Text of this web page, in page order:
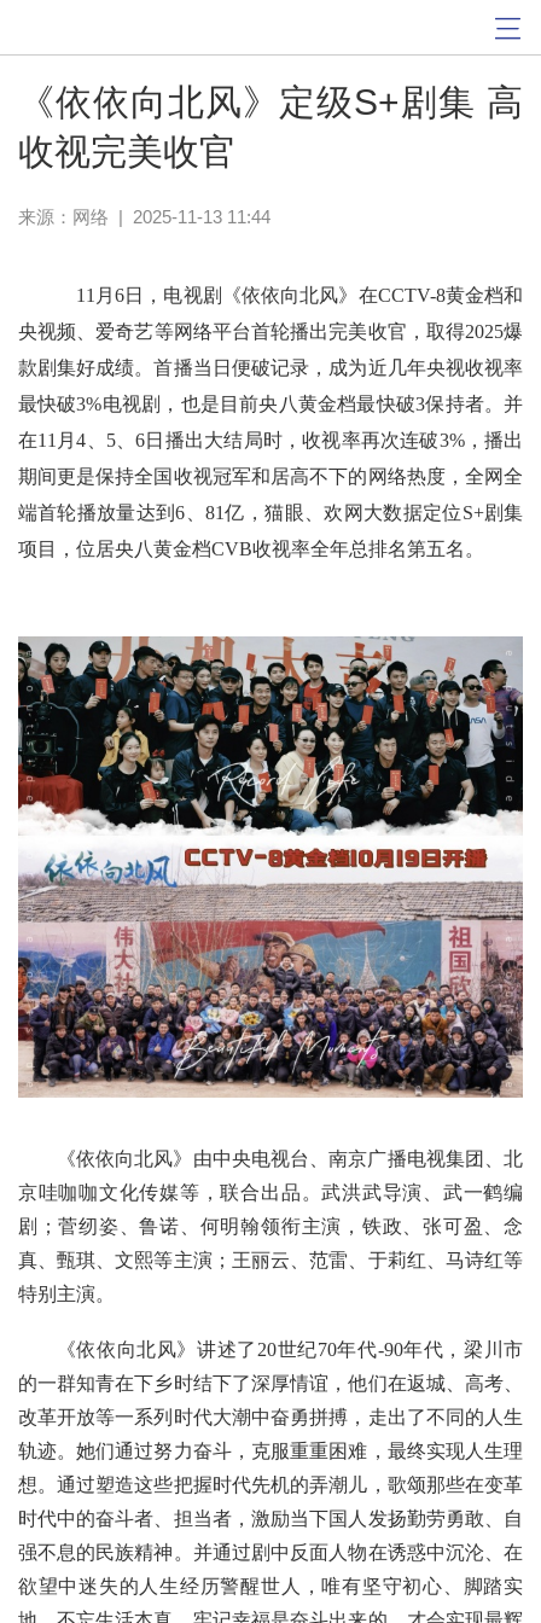
《依依向北风》定级S+剧集 高
收视完美收官
来源：网络 | 2025-11-13 11:44
11月6日，电视剧《依依向北风》在CCTV-8黄金档和
央视频、爱奇艺等网络平台首轮播出完美收官，取得2025爆
款剧集好成绩。首播当日便破记录，成为近几年央视收视率
最快破3%电视剧，也是目前央八黄金档最快破3保持者。并
在11月4、5、6日播出大结局时，收视率再次连破3%，播出
期间更是保持全国收视冠军和居高不下的网络热度，全网全
端首轮播放量达到6、81亿，猫眼、欢网大数据定位S+剧集
项目，位居央八黄金档CVB收视率全年总排名第五名。
《依依向北风》由中央电视台、南京广播电视集团、北
京哇咖咖文化传媒等，联合出品。武洪武导演、武一鹤编
剧；菅纫姿、鲁诺、何明翰领衔主演，铁政、张可盈、念
真、甄琪、文熙等主演；王丽云、范雷、于莉红、马诗红等
特别主演。
《依依向北风》讲述了20世纪70年代-90年代，梁川市
的一群知青在下乡时结下了深厚情谊，他们在返城、高考、
改革开放等一系列时代大潮中奋勇拼搏，走出了不同的人生
轨迹。她们通过努力奋斗，克服重重困难，最终实现人生理
想。通过塑造这些把握时代先机的弄潮儿，歌颂那些在变革
时代中的奋斗者、担当者，激励当下国人发扬勤劳勇敢、自
强不息的民族精神。并通过剧中反面人物在诱惑中沉沦、在
欲望中迷失的人生经历警醒世人，唯有坚守初心、脚踏实